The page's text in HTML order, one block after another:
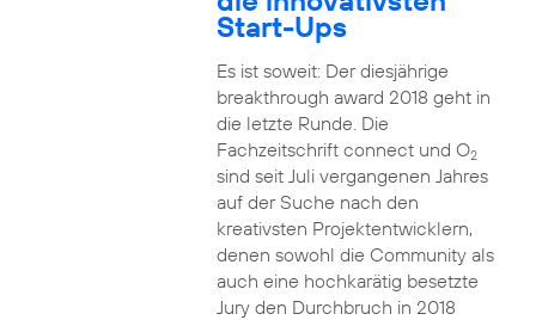
Start-Ups
Es ist soweit: Der diesjährige
breakthrough award 2018 geht in
die letzte Runde. Die
Fachzeitschrift connect und O2
sind seit Juli vergangenen Jahres
auf der Suche nach den
kreativsten Projektentwicklern,
denen sowohl die Community als
auch eine hochkarätig besetzte
Jury den Durchbruch in 2018